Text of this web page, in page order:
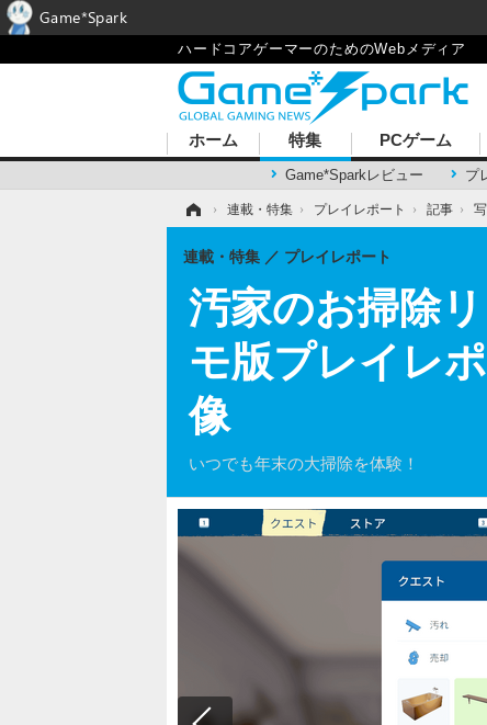
ハードコアゲーマーのためのWebメディア
ホーム 特集
Game*Sparkレビュー プ
PCゲーム
› 連載・特集 › プレイレポート › 記事 ›
汚家のお掃除
モ版プレイレ
像
いつでも年末の大掃除を体験！
連載・特集 プレイレポート
Game*Spark